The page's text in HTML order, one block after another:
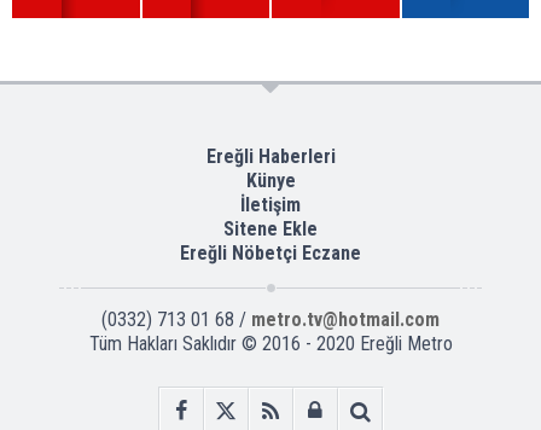
Ereğli Haberleri
Künye
İletişim
Sitene Ekle
Ereğli Nöbetçi Eczane
(0332) 713 01 68 / metro.tv@hotmail.com
Tüm Hakları Saklıdır © 2016 - 2020 Ereğli Metro